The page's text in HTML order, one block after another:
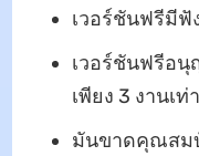
เวอร์ชันฟรีมี
เวอร์ชันฟรีอนุ
เพียง 3 งานเท่
มันขาดคุณสม